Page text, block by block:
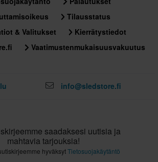
Tilausstatus
& Valitukset
Kierrätystiedot
Vaatimustenmukaisuusvakuutus
info@sledstore.fi
saadaksesi uutisia ja
mahtavia tarjouksia!
hyväksytTietosuojakäytäntö